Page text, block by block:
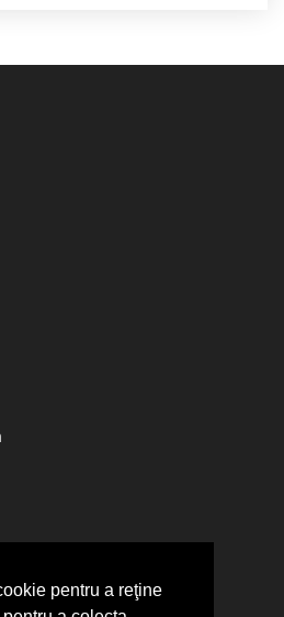
pentru a reţine